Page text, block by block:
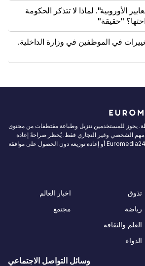
الأوروبية". لماذا لا تتذكر الحكومة
"حقيقة"
في الموظفين في وزارة الداخلية.
يجوز للمستخدمين تنزيل وطباعة مقتطفات من محتوى
الشخصي وغير التجاري فقط. يُحظر صراحةً إعادة
نشر محتوى Euromedia24.com أو إعادة توزيعه دون الحصول على موافقة
تذوق
رياضة
العلم والثقافة
الدواء
اخبار العالم
مجتمع
وسائل التواصل الاجتماعي